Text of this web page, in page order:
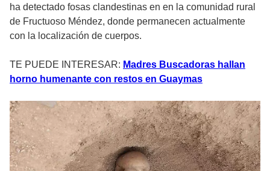
ha detectado fosas clandestinas en en la comunidad rural
de Fructuoso Méndez, donde permanecen actualmente
con la localización de cuerpos.
TE PUEDE INTERESAR: Madres Buscadoras hallan
horno humenante con restos en Guaymas